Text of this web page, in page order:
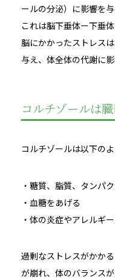
ールの分泌）に影響を
これは脳下垂体ー下垂
脳にかかったストレス
与え、体全体の代謝に
コルチゾールは
コルチゾールは以下の
・糖質、脂質、タンパ
・血糖をあげる
・体の炎症やアレルギ
過剰なストレスがかか
が崩れ、体のバランス